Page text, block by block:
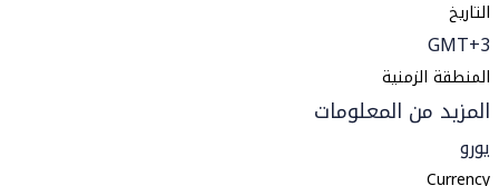
التاريخ
GMT+3
المنطقة الزمنية
المزيد من المعلومات
يورو
Currency